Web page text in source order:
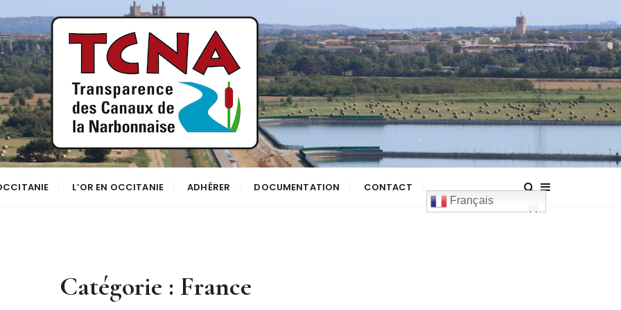
L’OR EN OCCITANIE ADHÉRER DOCUMENTATION CONTACT
Français
Catégorie : France